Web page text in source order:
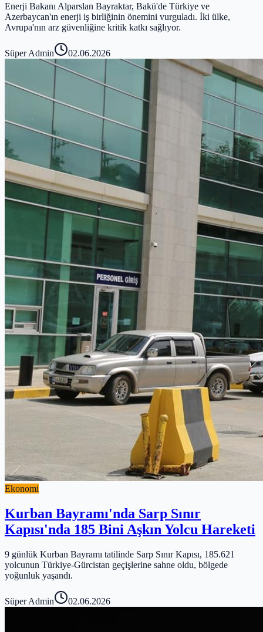
Enerji Bakanı Alparslan Bayraktar, Bakü'de Türkiye ve
Azerbaycan'ın enerji iş birliğinin önemini vurguladı. İki ülke,
Avrupa'nın arz güvenliğine kritik katkı sağlıyor.
Süper Admin 02.06.2026
Ekonomi
Kurban Bayramı'nda Sarp Sınır
Kapısı'nda 185 Bini Aşkın Yolcu Hareketi
9 günlük Kurban Bayramı tatilinde Sarp Sınır Kapısı, 185.621
yolcunun Türkiye-Gürcistan geçişlerine sahne oldu, bölgede
yoğunluk yaşandı.
Süper Admin 02.06.2026